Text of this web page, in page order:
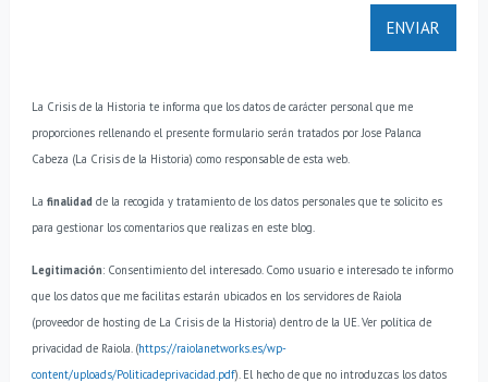
La Crisis de la Historia te informa que los datos de carácter personal que me
proporciones rellenando el presente formulario serán tratados por Jose Palanca
Cabeza (La Crisis de la Historia) como responsable de esta web.
La finalidadde la recogida y tratamiento de los datos personales que te solicito es
para gestionar los comentarios que realizas en este blog.
Legitimación: Consentimiento del interesado. Como usuario e interesado te informo
que los datos que me facilitas estarán ubicados en los servidores de Raiola
(proveedor de hosting de La Crisis de la Historia) dentro de la UE. Ver política de
privacidad de Raiola. (https://raiolanetworks.es/wp-
content/uploads/Politicadeprivacidad.pdf). El hecho de que no introduzcas los datos